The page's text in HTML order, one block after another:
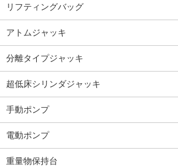
リフティングバッグ
アトムジャッキ
分離タイプジャッキ
超低床シリンダジャッキ
手動ポンプ
電動ポンプ
重量物保持台